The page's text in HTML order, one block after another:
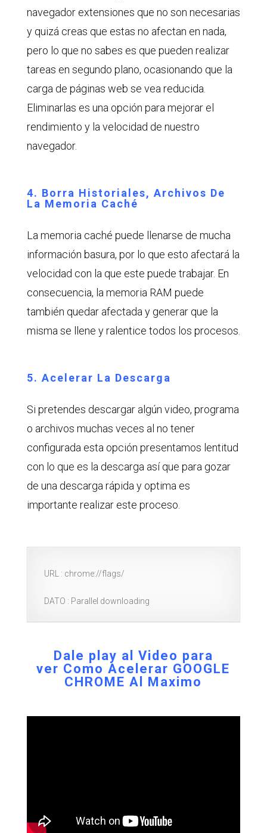
navegador extensiones que no son necesarias
y quizá creas que estas no afectan en nada,
pero lo que no sabes es que pueden realizar
tareas en segundo plano, ocasionando que la
carga de páginas web se vea reducida.
Eliminarlas es una opción para mejorar el
rendimiento y la velocidad de nuestro
navegador.
4. Borra Historiales, Archivos De
La Memoria Caché
La memoria caché puede llenarse de mucha
información basura, por lo que esto afectará la
velocidad con la que este puede trabajar. En
consecuencia, la memoria RAM puede
también quedar afectada y generar que la
misma se llene y ralentice todos los procesos.
5. Acelerar La Descarga
Si pretendes descargar algún video, programa
o archivos muchas veces al no tener
configurada esta opción presentamos lentitud
con lo que es la descarga así que para gozar
de una descarga rápida y optima es
importante realizar este proceso.
URL : chrome://flags/
DATO : Parallel downloading
Dale play al Video para
ver Como Acelerar GOOGLE
CHROME Al Maximo